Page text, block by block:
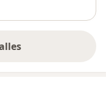
dirección